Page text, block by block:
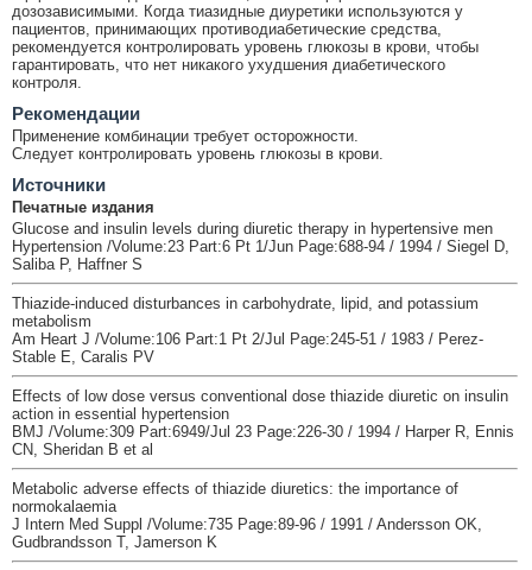
дозозависимыми. Когда тиазидные диуретики используются у
пациентов, принимающих противодиабетические средства,
рекомендуется контролировать уровень глюкозы в крови, чтобы
гарантировать, что нет никакого ухудшения диабетического
контроля.
Рекомендации
Применение комбинации требует осторожности.
Следует контролировать уровень глюкозы в крови.
Источники
Печатные издания
Glucose and insulin levels during diuretic therapy in hypertensive men
Hypertension /Volume:23 Part:6 Pt 1/Jun Page:688-94 / 1994 / Siegel D,
Saliba P, Haffner S
Thiazide-induced disturbances in carbohydrate, lipid, and potassium
metabolism
Am Heart J /Volume:106 Part:1 Pt 2/Jul Page:245-51 / 1983 / Perez-
Stable E, Caralis PV
Effects of low dose versus conventional dose thiazide diuretic on insulin
action in essential hypertension
BMJ /Volume:309 Part:6949/Jul 23 Page:226-30 / 1994 / Harper R, Ennis
CN, Sheridan B et al
Metabolic adverse effects of thiazide diuretics: the importance of
normokalaemia
J Intern Med Suppl /Volume:735 Page:89-96 / 1991 / Andersson OK,
Gudbrandsson T, Jamerson K